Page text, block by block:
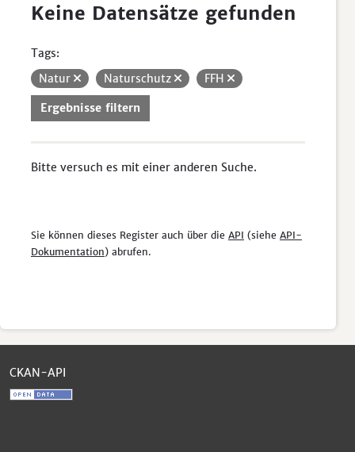
Keine Datensätze gefunden
Tags:
Natur
Naturschutz FFH
Ergebnisse filtern
Bitte versuch es mit einer anderen Suche.
Sie können dieses Register auch über die API (siehe API-
Dokumentation) abrufen.
CKAN-API